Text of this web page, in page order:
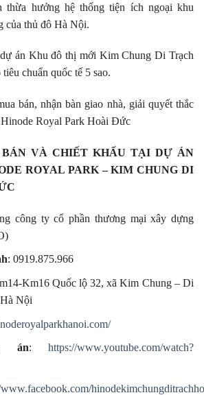
thừa hưởng hệ thống tiện ích ngoại khu
của thủ đô Hà Nội.
án Khu đô thị mới Kim Chung Di Trạch
chuẩn quốc tế 5 sao.
bán, nhận bàn giao nhà, giải quyết thắc
Royal Park Hoài Đức
VÀ CHIẾT KHẤU TẠI DỰ ÁN
ROYAL PARK – KIM CHUNG DI
công ty cổ phần thương mại xây dựng
: 0919.875.966
Km16 Quốc lộ 32, xã Kim Chung – Di
Nội
án:https://www.youtube.com/watch?